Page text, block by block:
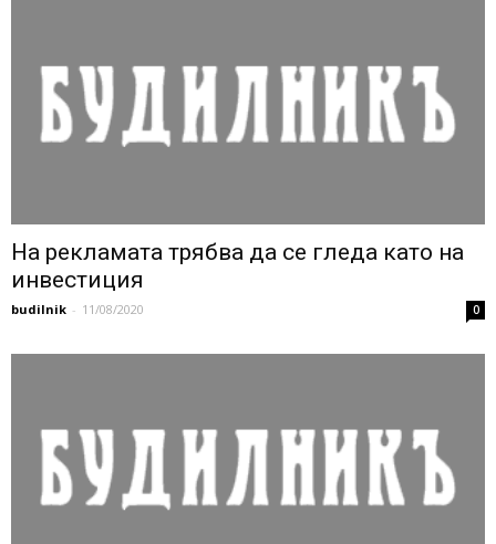
На рекламата трябва да се гледа като на
инвестиция
budilnik - 11/08/2020 0